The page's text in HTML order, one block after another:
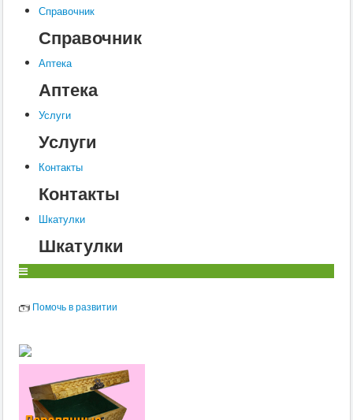
Шкатулки
Справочник
Справочник
Аптека
Аптека
Услуги
Услуги
Контакты
Контакты
Шкатулки
Шкатулки
Помочь в развитии